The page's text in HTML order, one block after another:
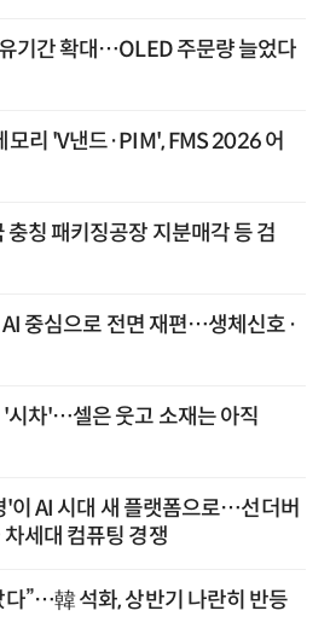
기간 확대…OLED 주문량 늘었다
모리 'V낸드·PIM', FMS 2026 어
충칭 패키징공장 지분매각 등 검
AI 중심으로 전면 재편…생체신호·
'시차'…셀은 웃고 소재는 아직
'이 AI 시대 새 플랫폼으로…선더버
세대 컴퓨팅 경쟁
다”…韓 석화, 상반기 나란히 반등